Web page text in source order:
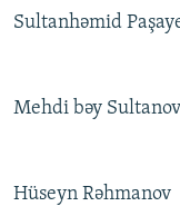
Sultanhəmid
Mehdi bəy Sultanov
Hüseyn Rəhmanov